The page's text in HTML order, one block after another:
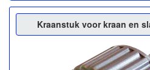
Kraanstuk voor kraan en